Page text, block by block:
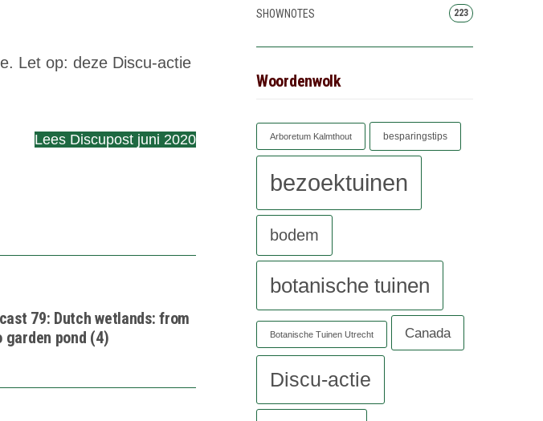
Let op: deze Discu-actie
Lees Discupost juni 2020
79: Dutch wetlands: from
garden pond (4)
SHOWNOTES 223
Woordenwolk
Arboretum Kalmthout besparingstips
bezoektuinen
bodem
botanische tuinen
Botanische Tuinen Utrecht Canada
Discu-actie